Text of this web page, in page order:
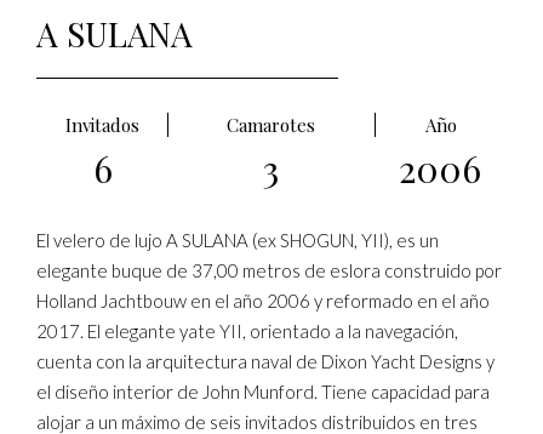
A SULANA
Invitados Camarotes Año
6 3 2006
El velero de lujo A SULANA (ex SHOGUN, YII), es un
elegante buque de 37,00 metros de eslora construido por
Holland Jachtbouw en el año 2006 y reformado en el año
2017. El elegante yate YII, orientado a la navegación,
cuenta con la arquitectura naval de Dixon Yacht Designs y
el diseño interior de John Munford. Tiene capacidad para
alojar a un máximo de seis invitados distribuidos en tres